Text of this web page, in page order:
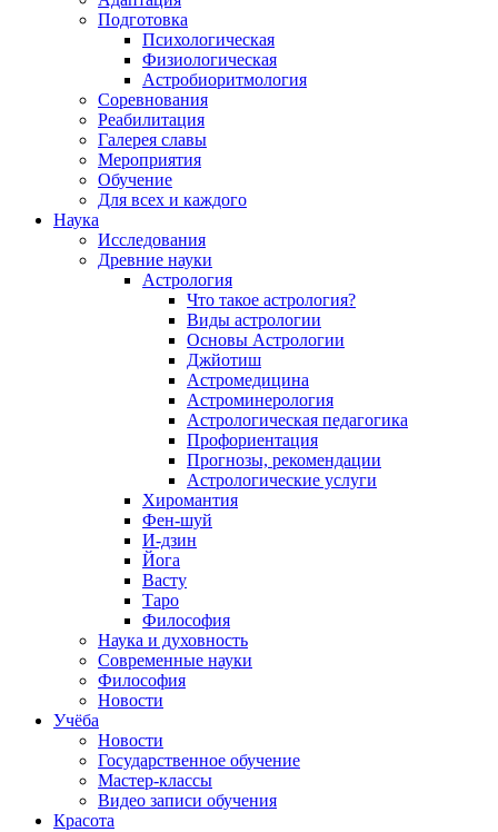
Подготовка
Психологическая
Физиологическая
Астробиоритмология
Соревнования
Реабилитация
Галерея славы
Мероприятия
Обучение
Для всех и каждого
Наука
Исследования
Древние науки
Астрология
Что такое астрология?
Виды астрологии
Основы Астрологии
Джйотиш
Астромедицина
Астроминерология
Астрологическая педагогика
Профориентация
Прогнозы, рекомендации
Астрологические услуги
Хиромантия
Фен-шуй
И-дзин
Йога
Васту
Таро
Философия
Наука и духовность
Современные науки
Философия
Новости
Учёба
Новости
Государственное обучение
Мастер-классы
Видео записи обучения
Красота